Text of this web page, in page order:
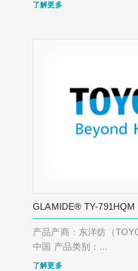
了解更多
GLAMIDE® TY-791HQM
产品产商：东洋纺（
中国 产品类别：...
了解更多